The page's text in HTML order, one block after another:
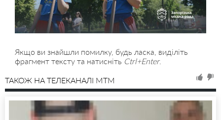
Якщо ви знайшли помилку, будь ласка, виділіть
фрагмент тексту та натисніть Ctrl+Enter.
ТАКОЖ НА ТЕЛЕКАНАЛІ MTM